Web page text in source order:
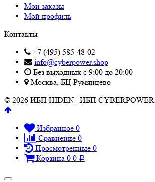
Мои заказы
Мой профиль
Контакты
+7 (495) 585-48-02
info@cyberpower.shop
Без выходных с 9:00 до 20:00
Москва, БЦ Румянцево
© 2026 ИБП HIDEN | ИБП CYBERPOWER
Избранное 0
Сравнение 0
Просмотренные 0
Корзина 0 0 Р